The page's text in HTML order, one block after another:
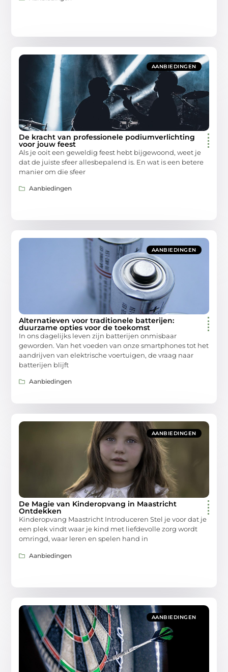
AANBIEDINGEN
De kracht van professionele podiumverlichting
voor jouw feest
Als je ooit een geweldig feest hebt bijgewoond, weet je
dat de juiste sfeer allesbepalend is. En wat is een betere
manier om die sfeer
Aanbiedingen
AANBIEDINGEN
Alternatieven voor traditionele batterijen:
duurzame opties voor de toekomst
In ons dagelijks leven zijn batterijen onmisbaar
geworden. Van het voeden van onze smartphones tot het
aandrijven van elektrische voertuigen, de vraag naar
batterijen blijft
Aanbiedingen
AANBIEDINGEN
De Magie van Kinderopvang in Maastricht
Ontdekken
Kinderopvang Maastricht Introduceren Stel je voor dat je
een plek vindt waar je kind met liefdevolle zorg wordt
omringd, waar leren en spelen hand in
Aanbiedingen
AANBIEDINGEN